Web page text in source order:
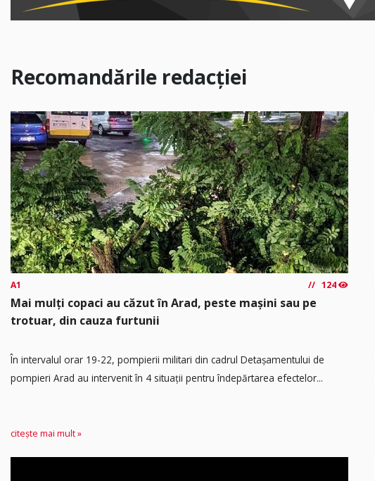
Recomandările redacției
A1 124
Mai mulți copaci au căzut în Arad, peste mașini sau pe
trotuar, din cauza furtunii
În intervalul orar 19-22, pompierii militari din cadrul Detașamentului de
pompieri Arad au intervenit în 4 situații pentru îndepărtarea efectelor...
citește mai mult »